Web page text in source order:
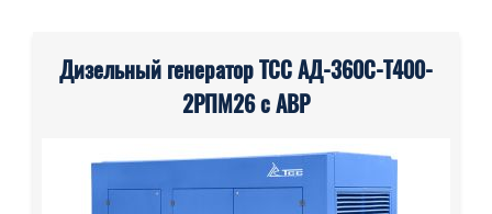
Дизельный генератор ТСС АД-360С-Т400-
2РПМ26 с АВР